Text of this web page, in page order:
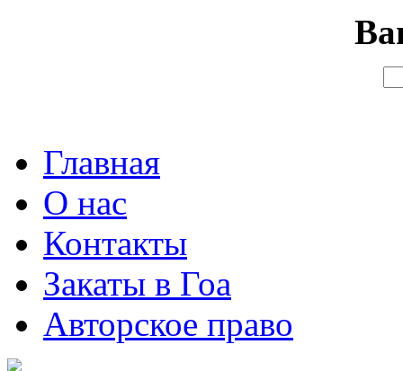
Главная
О нас
Контакты
Закаты в Гоа
Авторское право